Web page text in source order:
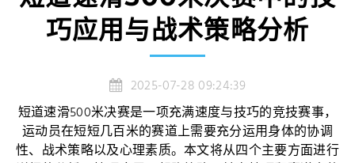
巧应用与战术策略分析
2025-07-28 09:24:39
短道速滑500米决赛是一项充满速度与技巧的竞技赛事，
运动员在短短几百米的赛道上需要充分运用身体的协调
性、战术策略以及心理素质。本文将从四个主要方面进行